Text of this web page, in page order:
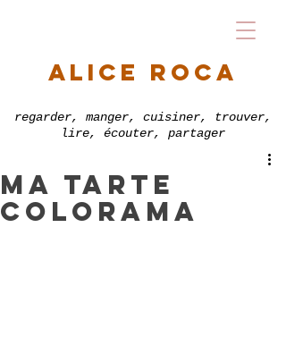
alice roca
regarder, manger, cuisiner, trouver,
lire, écouter, partager
ma tarte
colorama